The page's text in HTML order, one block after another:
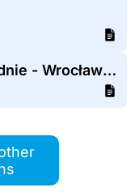
Supersam Społem Południe - Wrocław Zemska